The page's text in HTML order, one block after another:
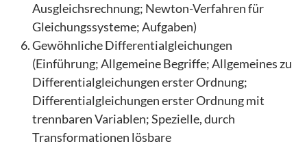
Ausgleichsrechnung; Newton-Verfahren für
Gleichungssysteme; Aufgaben)
Gewöhnliche Differentialgleichungen
(Einführung; Allgemeine Begriffe; Allgemeines zu
Differentialgleichungen erster Ordnung;
Differentialgleichungen erster Ordnung mit
trennbaren Variablen; Spezielle, durch
Transformationen lösbare